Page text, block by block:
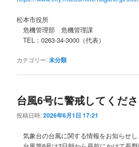
松本市役所
危機管理部 危機管理課
TEL：0263-34-3000（代表）
カテゴリー:未分類
台風6号に警戒してくだ
投稿日時:2026年6月1日 17:21
気象台の台風に関する情報をお知らせし